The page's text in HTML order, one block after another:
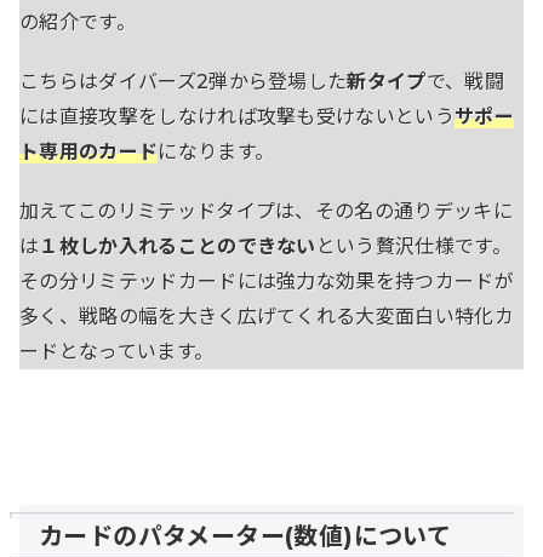
の紹介です。
こちらはダイバーズ2弾から登場した新タイプで、戦闘
には直接攻撃をしなければ攻撃も受けないというサポー
ト専用のカードになります。
加えてこのリミテッドタイプは、その名の通りデッキに
は １枚しか入れることのできない という贅沢仕様です。
その分リミテッドカードには強力な効果を持つカードが
多く、戦略の幅を大きく広げてくれる大変面白い特化カ
ードとなっています。
カードのパタメーター(数値)について